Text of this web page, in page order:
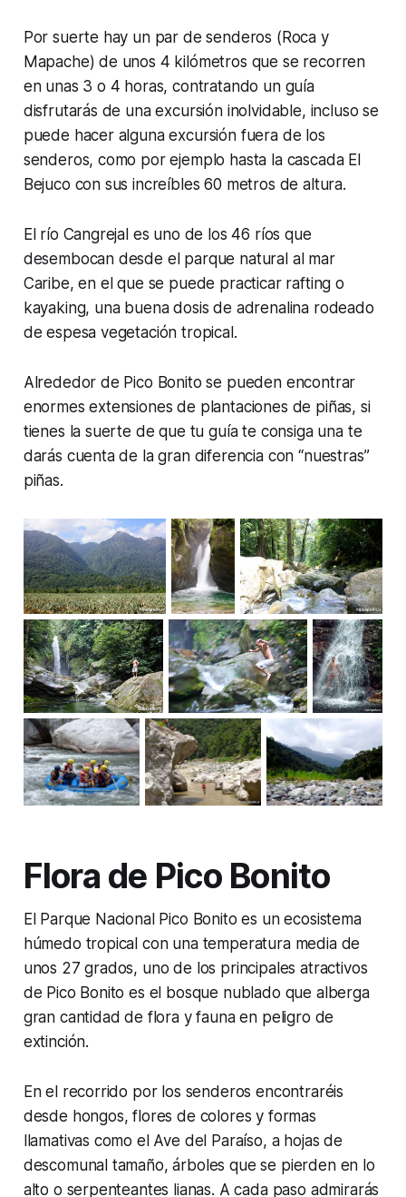
Por suerte hay un par de senderos (Roca y
Mapache) de unos 4 kilómetros que se recorren
en unas 3 o 4 horas, contratando un guía
disfrutarás de una excursión inolvidable, incluso se
puede hacer alguna excursión fuera de los
senderos, como por ejemplo hasta la cascada El
Bejuco con sus increíbles 60 metros de altura.
El río Cangrejal es uno de los 46 ríos que
desembocan desde el parque natural al mar
Caribe, en el que se puede practicar rafting o
kayaking, una buena dosis de adrenalina rodeado
de espesa vegetación tropical.
Alrededor de Pico Bonito se pueden encontrar
enormes extensiones de plantaciones de piñas, si
tienes la suerte de que tu guía te consiga una te
darás cuenta de la gran diferencia con “nuestras”
piñas.
Flora de Pico Bonito
El Parque Nacional Pico Bonito es un ecosistema
húmedo tropical con una temperatura media de
unos 27 grados, uno de los principales atractivos
de Pico Bonito es el bosque nublado que alberga
gran cantidad de flora y fauna en peligro de
extinción.
En el recorrido por los senderos encontraréis
desde hongos, flores de colores y formas
llamativas como el Ave del Paraíso, a hojas de
descomunal tamaño, árboles que se pierden en lo
alto o serpenteantes lianas. A cada paso admirarás